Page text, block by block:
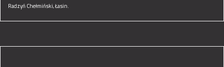
Radzyń Chełmiński,Łasin.